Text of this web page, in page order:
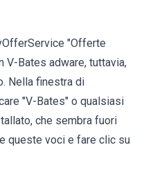
"Offerte
V-Bates adware, tuttavia,
Nella finestra di
"V-Bates" o qualsiasi
che sembra fuori
queste voci e fare clic su